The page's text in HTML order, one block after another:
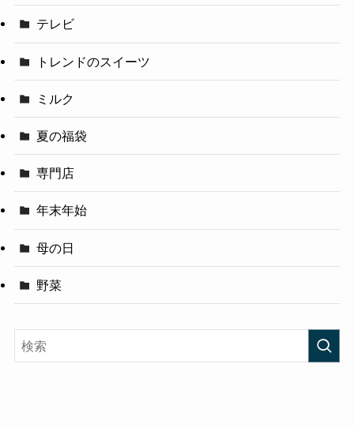
テレビ
トレンドのスイーツ
ミルク
夏の福袋
専門店
年末年始
母の日
野菜